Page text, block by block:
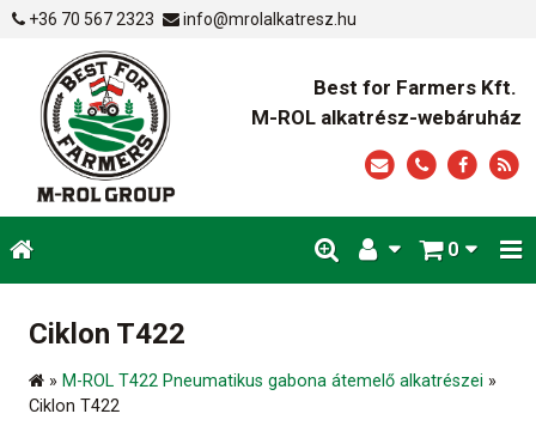
+36 70 567 2323 info@mrolalkatresz.hu
Best for Farmers Kft.
M-ROL alkatrész-webáruház
0
Ciklon T422
» M-ROL T422 Pneumatikus gabona átemelő alkatrészei »
Ciklon T422